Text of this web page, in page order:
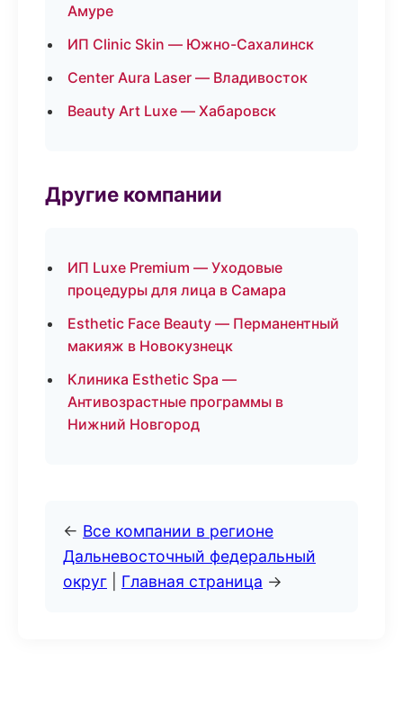
Амуре
ИП Clinic Skin — Южно-Сахалинск
Center Aura Laser — Владивосток
Beauty Art Luxe — Хабаровск
Другие компании
ИП Luxe Premium — Уходовые
процедуры для лица в Самара
Esthetic Face Beauty — Перманентный
макияж в Новокузнецк
Клиника Esthetic Spa —
Антивозрастные программы в
Нижний Новгород
← Все компании в регионе
Дальневосточный федеральный
округ
Главная страница →